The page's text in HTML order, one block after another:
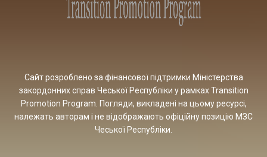
Сайт розроблено за фінансової підтримки Міністерства
закордонних справ Чеської Республіки у рамках Transition
Promotion Program. Погляди, викладені на цьому ресурсі,
належать авторам і не відображають офіційну позицію МЗС
Чеської Республіки.